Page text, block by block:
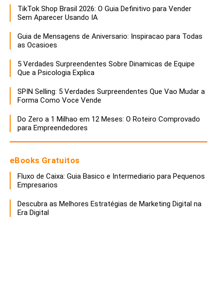
TikTok Shop Brasil 2026: O Guia Definitivo para Vender
Sem Aparecer Usando IA
Guia de Mensagens de Aniversario: Inspiracao para Todas
as Ocasioes
5 Verdades Surpreendentes Sobre Dinamicas de Equipe
Que a Psicologia Explica
SPIN Selling: 5 Verdades Surpreendentes Que Vao Mudar a
Forma Como Voce Vende
Do Zero a 1 Milhao em 12 Meses: O Roteiro Comprovado
para Empreendedores
eBooks Gratuitos
Fluxo de Caixa: Guia Basico e Intermediario para Pequenos
Empresarios
Descubra as Melhores Estratégias de Marketing Digital na
Era Digital